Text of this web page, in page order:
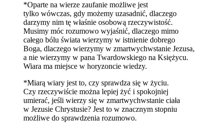
*Oparte na wierze zaufanie możliwe jest
tylko wówczas, gdy możemy uzasadnić, dlaczego
darzymy nim tę właśnie osobową rzeczywistość.
Musimy móc rozumowo wyjaśnić, dlaczego mimo
całego bólu świata wierzymy w istnienie dobrego
Boga, dlaczego wierzymy w zmartwychwstanie Jezusa,
a nie wierzymy w pana Twardowskiego na Księżycu.
Wiara ma miejsce w horyzoncie wiedzy.
*Miarą wiary jest to, czy sprawdza się w życiu.
Czy rzeczywiście można lepiej żyć i spokojniej
umierać, jeśli wierzy się w zmartwychwstanie ciała
w Jezusie Chrystusie? Jest to w znacznym stopniu
możliwe do sprawdzenia rozumowo.